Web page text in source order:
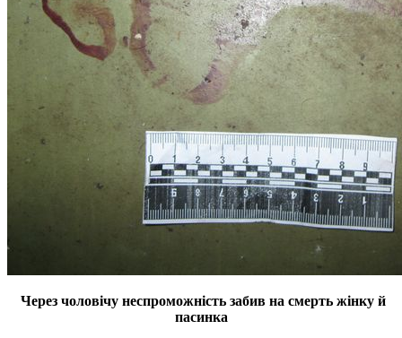
Через чоловічу неспроможність забив на смерть жінку й
пасинка